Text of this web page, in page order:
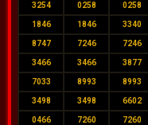
3254 0258 0258
1846 1846 3340
8747 7246 7246
3466 3466 3877
7033 8993 8993
3498 3498 6602
0466 7260 7260